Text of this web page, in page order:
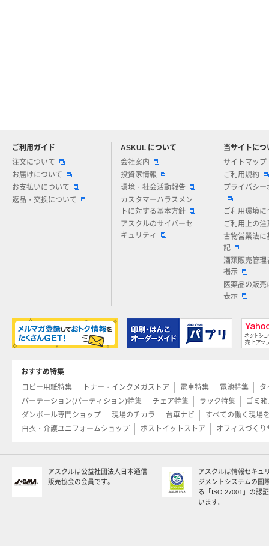
ご利用ガイド
注文について
お届けについて
お支払いについて
返品・交換について
ASKUL について
会社案内
投資家情報
環境・社会活動報告
カスタマーハラスメン
トに対する基本方針
アスクルのサイバーセ
キュリティ
当サイトにつ
サイトマップ
ご利用規約
プライバシー
ご利用環境に
ご利用上の注
古物営業法に
記
酒類販売管理
掲示
医薬品の販売
表示
アスクルについてお気軽にご質問ください
おすすめ特集
コピー用紙特集
トナー・インクメガストア 電卓特集 電池特集
タ
パーテーション(パーティション)特集
チェア特集 ラック特集
ゴミ
ダンボール専門ショップ
現場のチカラ 台車ナビ
すべての働く現場
白衣・介護ユニフォームショップ
ポストイットストア オフィスづくり
アスクルは公益社団法人日本通信
販売協会の会員です。
アスクルは情報セキュ
ジメントシステムの国
る「ISO 27001」の認
います。